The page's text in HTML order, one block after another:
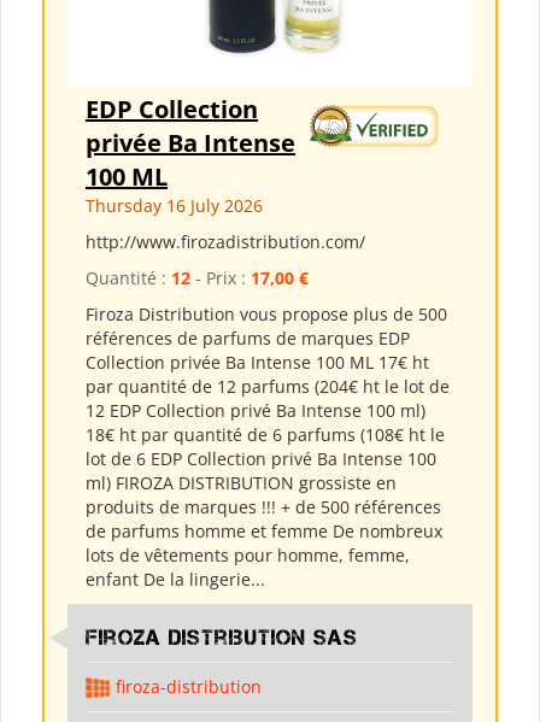
EDP Collection
privée Ba Intense
100 ML
Thursday 16 July 2026
http://www.firozadistribution.com/
Quantité : 12 - Prix : 17,00 €
Firoza Distribution vous propose plus de 500
références de parfums de marques EDP
Collection privée Ba Intense 100 ML 17€ ht
par quantité de 12 parfums (204€ ht le lot de
12 EDP Collection privé Ba Intense 100 ml)
18€ ht par quantité de 6 parfums (108€ ht le
lot de 6 EDP Collection privé Ba Intense 100
ml) FIROZA DISTRIBUTION grossiste en
produits de marques !!! + de 500 références
de parfums homme et femme De nombreux
lots de vêtements pour homme, femme,
enfant De la lingerie...
Firoza Distribution SAS
firoza-distribution